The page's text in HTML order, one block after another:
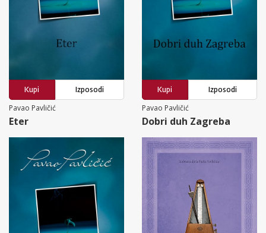
Kupi
Izposodi
Pavao Pavličić
Eter
Kupi
Izposodi
Pavao Pavličić
Dobri duh Zagreba